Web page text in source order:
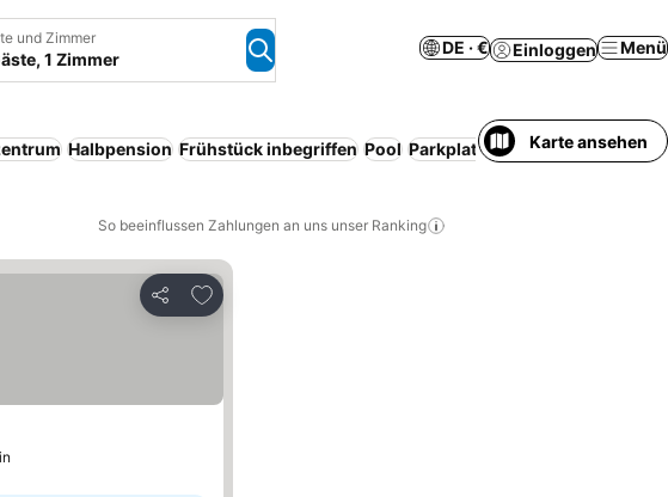
und Zimmer
1 Zimmer
DE · € Einloggen Menü
Halbpension Frühstück inbegriffen Pool Parkplatz Haustiere erlaubt
Karte ansehen
So beeinflussen Zahlungen an uns unser Ranking
Teilen
Zu Favoriten hinzufügen